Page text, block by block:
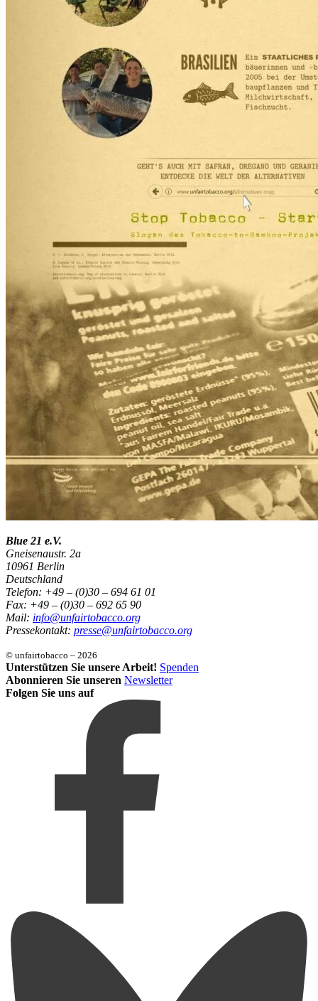
Blue 21 e.V.
Gneisenaustr. 2a
10961 Berlin
Deutschland
Telefon: +49 – (0)30 – 694 61 01
Fax: +49 – (0)30 – 692 65 90
Mail: info@unfairtobacco.org
Pressekontakt: presse@unfairtobacco.org
© unfairtobacco – 2026
Unterstützen Sie unsere Arbeit! Spenden
Abonnieren Sie unseren Newsletter
Folgen Sie uns auf